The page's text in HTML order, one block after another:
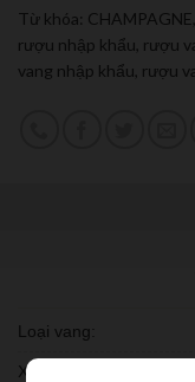
Từ khóa: CHAMPAGNE
rượu nhập khẩu rượu
vang nhập khẩu rượu
Loại vang:
Xuất xứ: